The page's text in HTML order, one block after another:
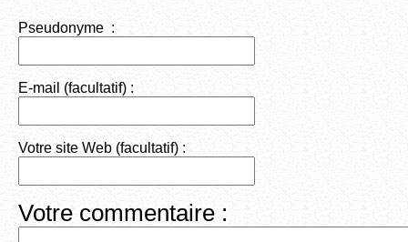
Pseudonyme :
E-mail (facultatif) :
Votre site Web (facultatif) :
Votre commentaire :